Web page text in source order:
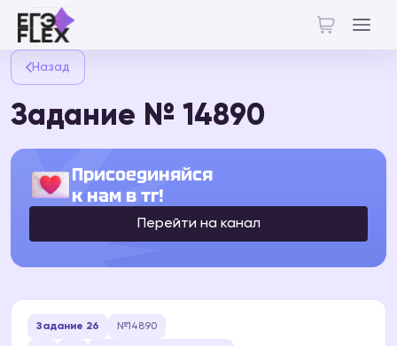
Назад
Задание № 14890
Присоединяйся
к нам в тг!
Перейти на канал
Задание 26 №14890